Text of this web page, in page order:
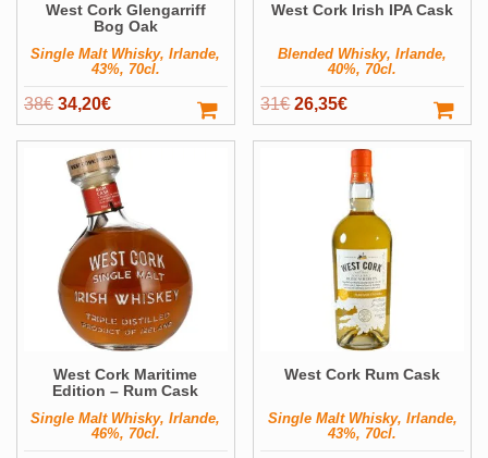
West Cork Glengarriff
Bog Oak
Single Malt Whisky, Irlande,
43%, 70cl.
38€ Le
prix
initial
était :
38€.
34,20€Le
prix
actuel
est :
34,20€.
West Cork Irish IPA Cask
Blended Whisky, Irlande,
40%, 70cl.
31€ Le
prix
26,35€Le
prix
actuel
est :
26,35€.
West Cork Maritime
Edition – Rum Cask
Single Malt Whisky, Irlande,
46%, 70cl.
West Cork Rum Cask
Single Malt Whisky, Irlande,
43%, 70cl.